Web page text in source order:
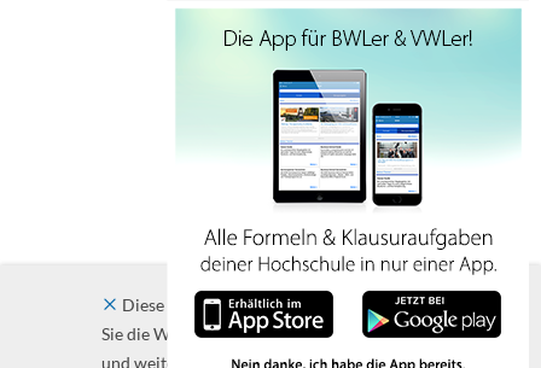
Diese Website verwendet Cookies. Indem
Sie die Website und ihre Angebote nutzen
und weiter navigieren, akzeptieren Sie diese